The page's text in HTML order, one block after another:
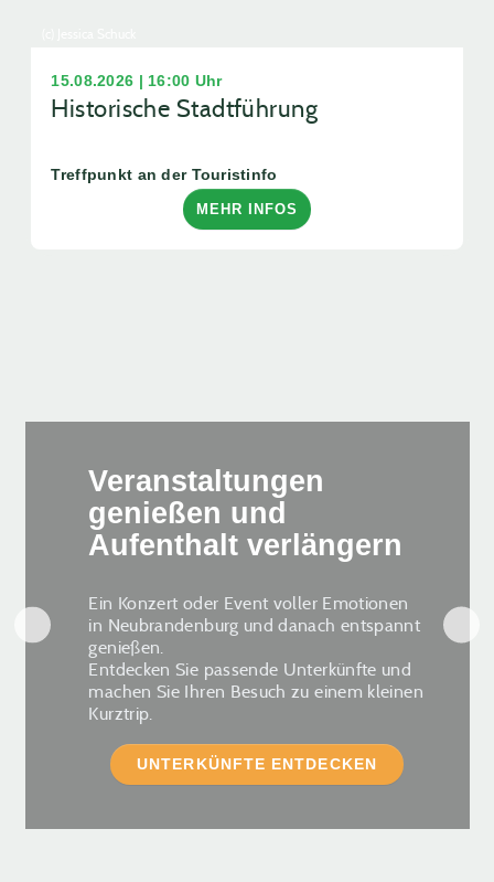
15.08.2026 | 16:00 Uhr
Historische Stadtführung
Treffpunkt an der Touristinfo
MEHR INFOS
Veranstaltungen
genießen und
Aufenthalt verlängern
Ein Konzert oder Event voller Emotionen
in Neubrandenburg und danach entspannt
genießen.
Entdecken Sie passende Unterkünfte und
machen Sie Ihren Besuch zu einem kleinen
Kurztrip.
UNTERKÜNFTE ENTDECKEN